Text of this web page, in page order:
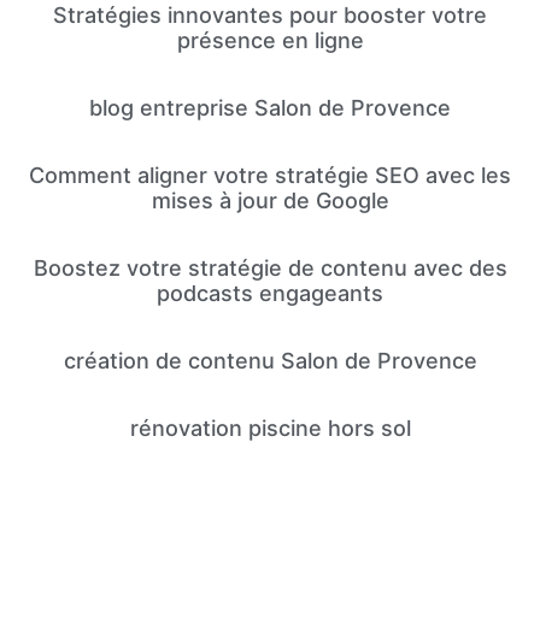
Stratégies innovantes pour booster votre
présence en ligne
blog entreprise Salon de Provence
Comment aligner votre stratégie SEO avec les
mises à jour de Google
Boostez votre stratégie de contenu avec des
podcasts engageants
création de contenu Salon de Provence
rénovation piscine hors sol